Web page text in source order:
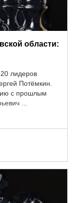
области:
лидеров
Потёмкин.
с прошлым
...